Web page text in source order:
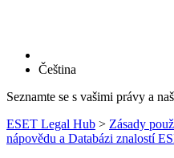
Čeština
Seznamte se s vašimi právy a
ESET Legal Hub > Zásady
nápovědu a Databázi znalostí